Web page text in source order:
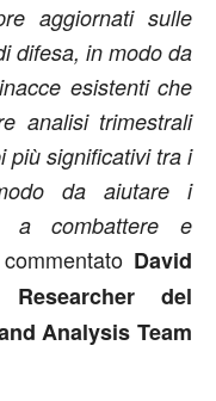
aggiornati sulle
difesa, in modo da
esistenti che
analisi trimestrali
più significativi tra i
da aiutare i
a combattere e
David
del
Analysis Team